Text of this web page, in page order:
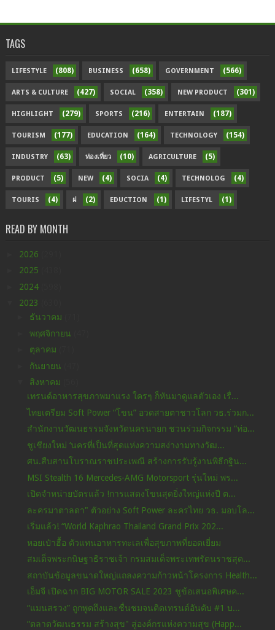
TAGS
LIFESTYLE (808) BUSINESS (658) GOVERNMENT (566)
ARTS & CULTURE (427) SOCIAL (358) NEW PRODUCT (301)
HIGHLIGHT (279) SPORTS (216) ENTERTAIN (187)
TOURISM (177) EDUCATION (164) TECHNOLOGY (154)
INDUSTRY (63) ท่องเที่ยว (10) AGRICULTURE (5)
PRODUCT (5) NEW (4) SOCIA (4) TECHNOLOG (4)
TOURIS (4) ฝ (2) EDUCTION (1) LIFESTYL (1)
READ BY MONTH
2026
2025
2024
2023
ธันวาคม
พฤศจิกายน
ตุลาคม
กันยายน
สิงหาคม
เทรนด์อาหารสุขภาพมาแรง ใครๆ ก็หันมาดูแลตัวเอง เรื่...
ไทยเตรียม Soft Power “โขน” อวดสายตาชาวโลก วธ.ร่วมก...
สำนักงานวัฒนธรรมจังหวัดนครนายก ชวนร่วมกิจกรรม “ท่อ...
ชูเชียงใหม่ ‘นครที่เป็นที่สุดแห่งความสง่างามทางวัฒ...
ศน.สืบสานโบราณราชประเพณี สร้างการรับรู้งานพิธีกฐิน...
MSI Stealth 16 Mercedes-AMG Motorsport รุ่นใหม่ พร...
เปิดจำหน่ายบัตรแล้ว !การแสดงโขนสุดยิ่งใหญ่แห่งปี ต...
ละครมาตาลดา" ตัวอย่าง Soft Power ละครไทย วธ. มอบโล...
เริ่มแล้ว! “World Kaphrao Thailand Grand Prix 202...
หอยเป๋าฮื้อ ตัวแทนอาหารทะเลเพื่อสุขภาพที่ยอดเยี่ยม
สมเด็จพระกนิษฐาธิราชเจ้า กรมสมเด็จพระเทพรัตนราชสุด...
สถาบันข้อมูลขนาดใหญ่แถลงความก้าวหน้าโครงการ Health...
เอ็มจี เปิดฉาก BIG MOTOR SALE 2023 ชูข้อเสนอพิเศษค...
“แมนสรวง” ถูกพูดถึงและชื่นชมจนติดเทรนด์อันดับ #1 บ...
“ตลาดวัฒนธรรม สร้างสุข" สู่องค์กรแห่งความสุข (Happ...